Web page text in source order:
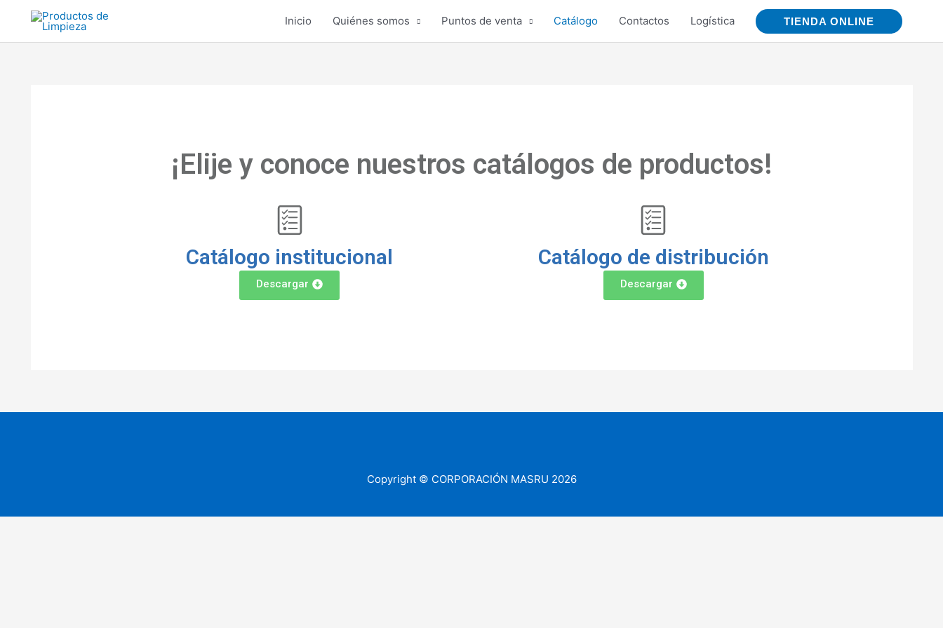
Inicio Quiénes somos Puntos de venta Catálogo Contactos Logística TIENDA ONLINE
¡Elije y conoce nuestros catálogos de productos!
Catálogo de distribución
Descargar
Catálogo institucional
Descargar
Copyright © CORPORACIÓN MASRU 2026